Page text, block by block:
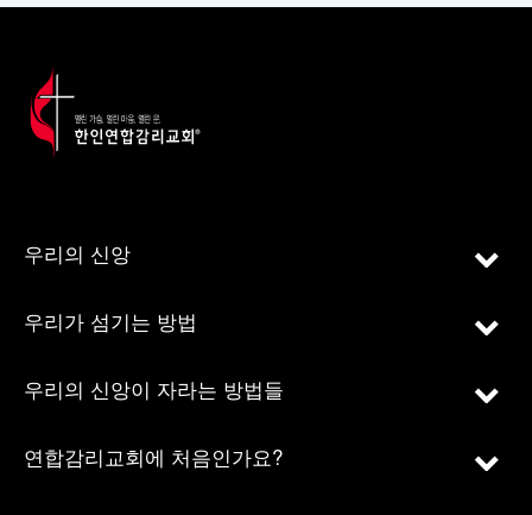
우리의 신앙
우리가 섬기는 방법
우리의 신앙이 자라는 방법들
연합감리교회에 처음인가요?